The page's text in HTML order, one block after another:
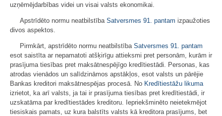
uzņēmējdarbības videi un visai valsts ekonomikai.
Apstrīdēto normu neatbilstība Satversmes 91. pantam izpaužoties
divos aspektos.
Pirmkārt, apstrīdēto normu neatbilstība Satversmes 91. pantam
esot saistīta ar nepamatoti atšķirīgu attieksmi pret personām, kurām ir
prasījuma tiesības pret maksātnespējīgo kredītiestādi. Personas, kas
atrodas vienādos un salīdzināmos apstākļos, esot valsts un pārējie
Bankas kreditori maksātnespējas procesā. No Kredītiestāžu likuma
izrietot, ka arī valsts, ja tai ir prasījuma tiesības pret kredītiestādi, ir
uzskatāma par kredītiestādes kreditoru. Iepriekšminēto neietekmējot
tiesiskais pamats, uz kura balstīts valsts kā kreditora prasījums, bet